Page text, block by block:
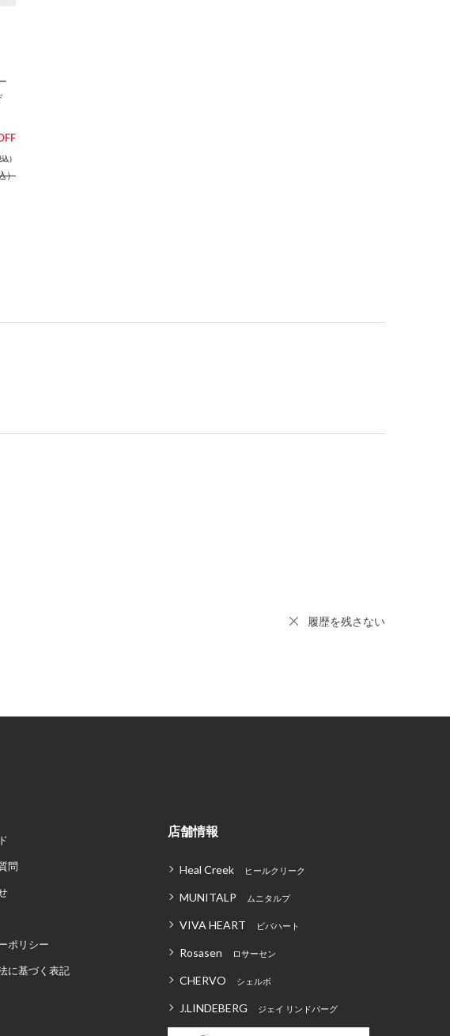
）
）
履歴を残さない
問
ポリシー
に基づく表記
店舗情報
Heal Creek ヒールクリーク
MUNITALP ムニタルプ
VIVA HEART ビバハート
Rosasen ロサーセン
CHERVO シェルボ
J.LINDEBERG ジェイ リンドバーグ